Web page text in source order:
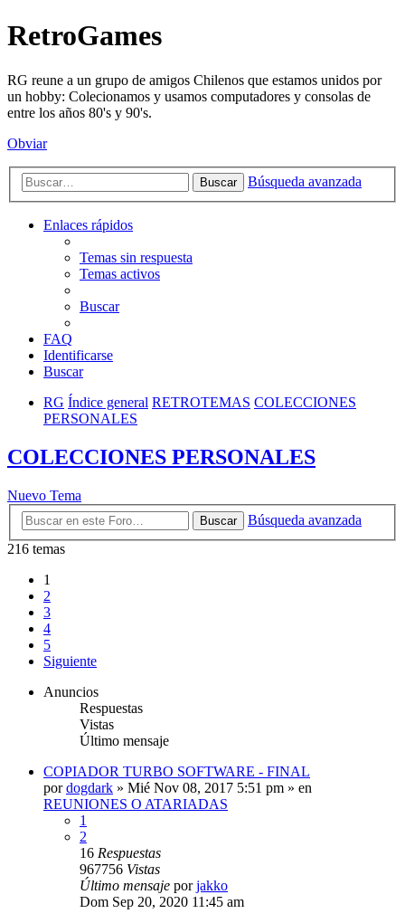
RetroGames
RG reune a un grupo de amigos Chilenos que estamos unidos por
un hobby: Colecionamos y usamos computadores y consolas de
entre los años 80's y 90's.
Obviar
Buscar Búsqueda avanzada
Enlaces rápidos
Temas sin respuesta
Temas activos
Buscar
FAQ
Identificarse
Buscar
RG Índice general RETROTEMAS COLECCIONES
PERSONALES
COLECCIONES PERSONALES
Nuevo Tema
Buscar
Búsqueda avanzada
216 temas
1
2
3
4
5
Siguiente
Anuncios
Respuestas
Vistas
Último mensaje
COPIADOR TURBO SOFTWARE - FINAL
pordogdark » Mié Nov 08, 2017 5:51 pm » en
REUNIONES O ATARIADAS
1
2
16 Respuestas
967756 Vistas
Último mensaje porjakko
Dom Sep 20, 2020 11:45 am